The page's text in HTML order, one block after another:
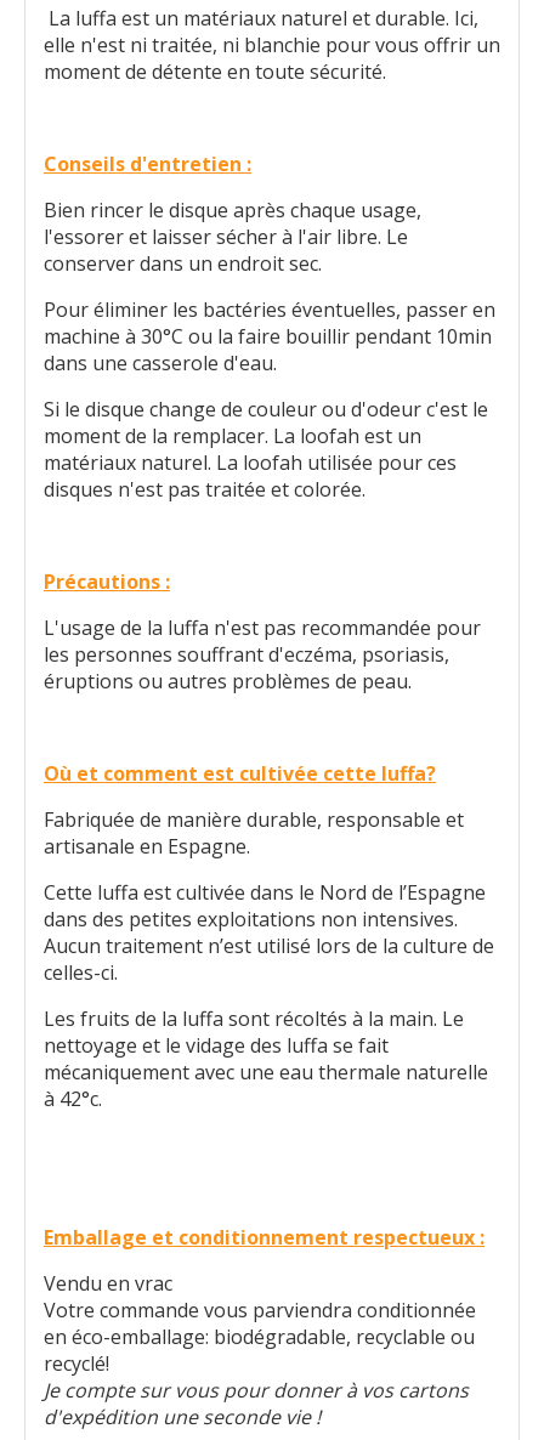
La luffa est un matériaux naturel et durable. Ici,
elle n'est ni traitée, ni blanchie pour vous offrir un
moment de détente en toute sécurité.
Conseils d'entretien :
Bien rincer le disque après chaque usage,
l'essorer et laisser sécher à l'air libre. Le
conserver dans un endroit sec.
Pour éliminer les bactéries éventuelles, passer en
machine à 30°C ou la faire bouillir pendant 10min
dans une casserole d'eau.
Si le disque change de couleur ou d'odeur c'est le
moment de la remplacer. La loofah est un
matériaux naturel. La loofah utilisée pour ces
disques n'est pas traitée et colorée.
Précautions :
L'usage de la luffa n'est pas recommandée pour
les personnes souffrant d'eczéma, psoriasis,
éruptions ou autres problèmes de peau.
Où et comment est cultivée cette luffa?
Fabriquée de manière durable, responsable et
artisanale en Espagne.
Cette luffa est cultivée dans le Nord de l’Espagne
dans des petites exploitations non intensives.
Aucun traitement n’est utilisé lors de la culture de
celles-ci.
Les fruits de la luffa sont récoltés à la main. Le
nettoyage et le vidage des luffa se fait
mécaniquement avec une eau thermale naturelle
à 42°c.
Emballage et conditionnement respectueux :
Vendu en vrac
Votre commande vous parviendra conditionnée
en éco-emballage: biodégradable, recyclable ou
recyclé!
Je compte sur vous pour donner à vos cartons
d'expédition une seconde vie !